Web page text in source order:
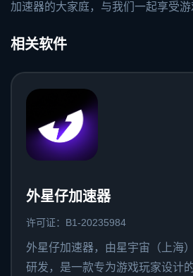
加速器的大家庭，与我们一起享受游
相关软件
外星仔加速器
许可证：B1-20235984
外星仔加速器，由星宇宙（上海
研发，是一款专为游戏玩家设计